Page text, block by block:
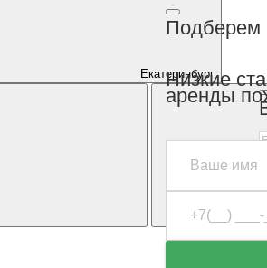
Екатеринбург
Подберем
Низкие
аренды